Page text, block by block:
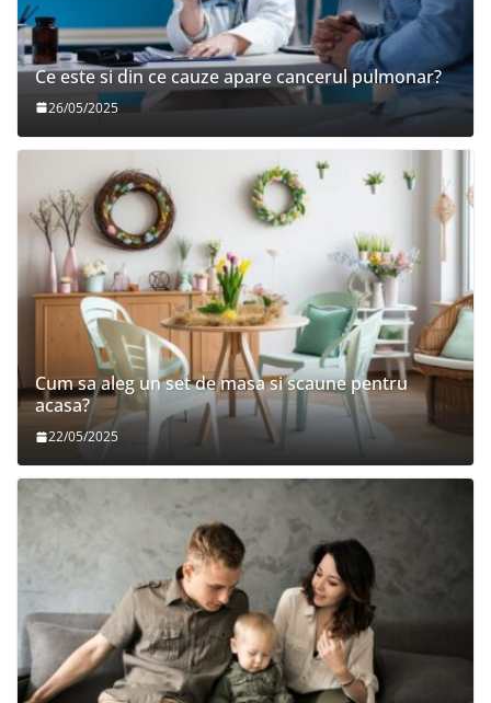
Ce este si din ce cauze apare cancerul pulmonar?
26/05/2025
Cum sa aleg un set de masa si scaune pentru
acasa?
22/05/2025